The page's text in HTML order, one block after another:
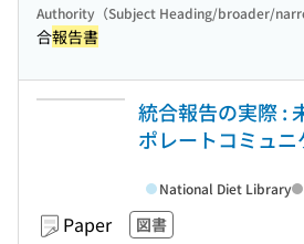
Authority（Subject Heading/broader/
合報告書
統合報告の実際 :
ポレートコミュ
Paper 図書
National Diet Library